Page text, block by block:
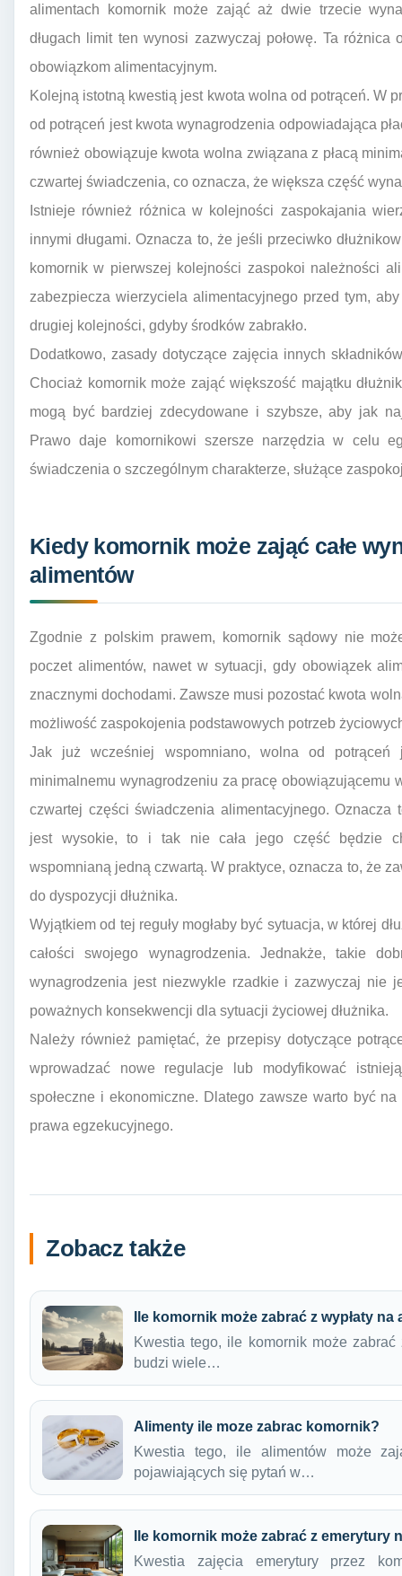
alimentach komornik może zająć aż dwie trzecie
długach limit ten wynosi zazwyczaj połowę. Ta
obowiązkom alimentacyjnym.
Kolejną istotną kwestią jest kwota wolna od potrąceń. W
od potrąceń jest kwota wynagrodzenia odpowiadająca
również obowiązuje kwota wolna związana z płacą
czwartej świadczenia, co oznacza, że większa część
Istnieje również różnica w kolejności zaspokajania
innymi długami. Oznacza to, że jeśli przeciwko
komornik w pierwszej kolejności zaspokoi należności
zabezpiecza wierzyciela alimentacyjnego przed tym,
drugiej kolejności, gdyby środków zabrakło.
Dodatkowo, zasady dotyczące zajęcia innych
Chociaż komornik może zająć większość majątku
mogą być bardziej zdecydowane i szybsze, aby jak
Prawo daje komornikowi szersze narzędzia w celu
świadczenia o szczególnym charakterze, służące
Kiedy komornik może zająć całe
alimentów
Zgodnie z polskim prawem, komornik sądowy nie
poczet alimentów, nawet w sytuacji, gdy obowiązek
znacznymi dochodami. Zawsze musi pozostać kwota
możliwość zaspokojenia podstawowych potrzeb
Jak już wcześniej wspomniano, wolna od potrąceń
minimalnemu wynagrodzeniu za pracę obowiązującemu
czwartej części świadczenia alimentacyjnego.
jest wysokie, to i tak nie cała jego część będzie
wspomnianą jedną czwartą. W praktyce, oznacza to, że
do dyspozycji dłużnika.
Wyjątkiem od tej reguły mogłaby być sytuacja, w której
całości swojego wynagrodzenia. Jednakże, takie
wynagrodzenia jest niezwykle rzadkie i zazwyczaj nie
poważnych konsekwencji dla sytuacji życiowej dłużnika.
Należy również pamiętać, że przepisy dotyczące
wprowadzać nowe regulacje lub modyfikować
społeczne i ekonomiczne. Dlatego zawsze warto być
prawa egzekucyjnego.
Zobacz także
Ile komornik może zabrać z wypłaty na
Kwestia tego, ile komornik może
budzi wiele…
Alimenty ile moze zabrac komornik?
Kwestia tego, ile alimentów może
pojawiających się pytań w…
Ile komornik może zabrać z emerytury
Kwestia zajęcia emerytury przez